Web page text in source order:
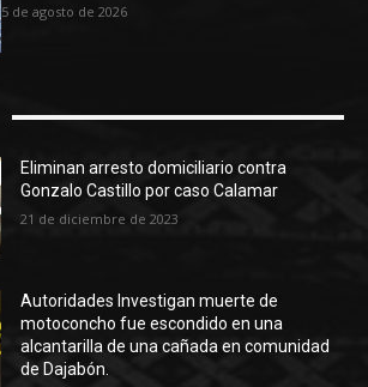
5 de agosto de 2026
Eliminan arresto domiciliario contra
Gonzalo Castillo por caso Calamar
21 de diciembre de 2023
Autoridades Investigan muerte de
motoconcho fue escondido en una
alcantarilla de una cañada en comunidad
de Dajabón.